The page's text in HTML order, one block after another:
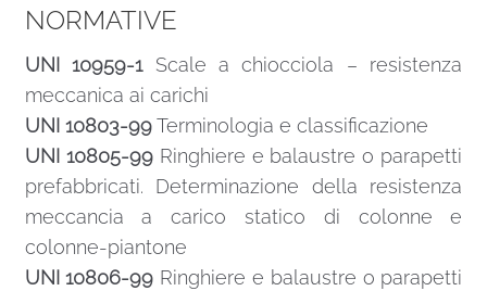
NORMATIVE
UNI 10959-1Scale a chiocciola – resistenza
meccanica ai carichi
UNI 10803-99Terminologia e classificazione
UNI 10805-99Ringhiere e balaustre o parapetti
prefabbricati. Determinazione della resistenza
meccancia a carico statico di colonne e
colonne-piantone
UNI 10806-99 Ringhiere e balaustre o parapetti